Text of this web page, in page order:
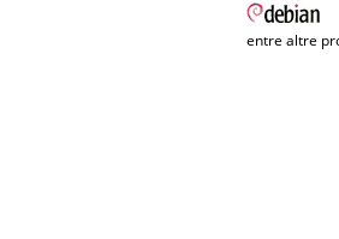
entre altre